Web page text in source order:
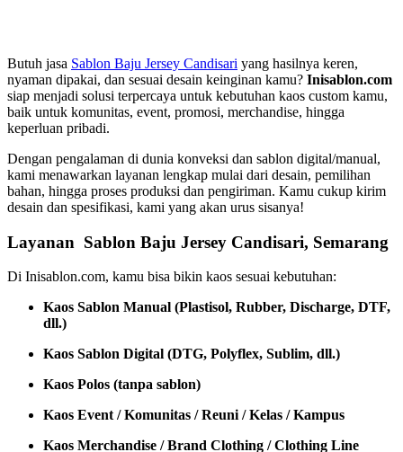
Butuh jasa Sablon Baju Jersey Candisari yang hasilnya keren,
nyaman dipakai, dan sesuai desain keinginan kamu? Inisablon.com
siap menjadi solusi terpercaya untuk kebutuhan kaos custom kamu,
baik untuk komunitas, event, promosi, merchandise, hingga
keperluan pribadi.
Dengan pengalaman di dunia konveksi dan sablon digital/manual,
kami menawarkan layanan lengkap mulai dari desain, pemilihan
bahan, hingga proses produksi dan pengiriman. Kamu cukup kirim
desain dan spesifikasi, kami yang akan urus sisanya!
Layanan Sablon Baju Jersey Candisari, Semarang
Di Inisablon.com, kamu bisa bikin kaos sesuai kebutuhan:
Kaos Sablon Manual (Plastisol, Rubber, Discharge, DTF,
dll.)
Kaos Sablon Digital (DTG, Polyflex, Sublim, dll.)
Kaos Polos (tanpa sablon)
Kaos Event / Komunitas / Reuni / Kelas / Kampus
Kaos Merchandise / Brand Clothing / Clothing Line